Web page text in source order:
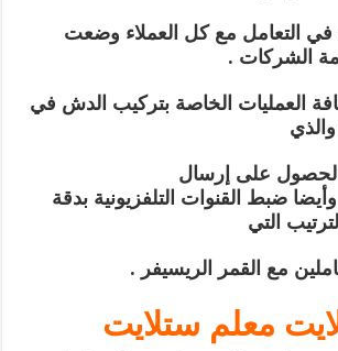
في التعامل مع كل العملاء وضعت
الشركات .
العمليات الخاصة بتركيب الدش في
على إرسال
ضبط القنوات التلفزيونية بدقة
التي
مع القمر الريسيفر .
معلم ستلايت